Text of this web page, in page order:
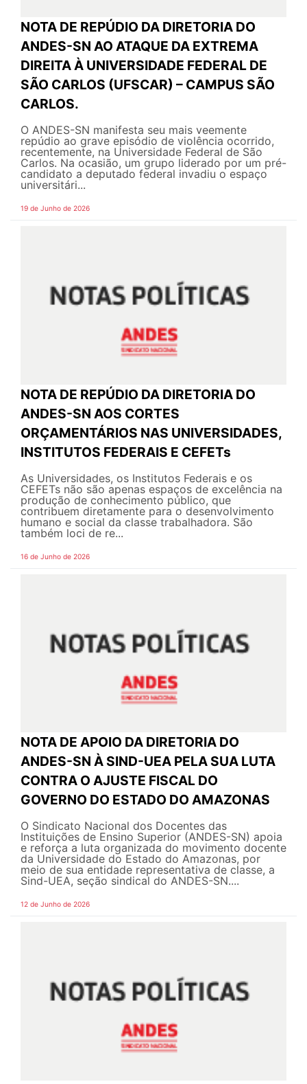
NOTA DE REPÚDIO DA DIRETORIA DO
ANDES-SN AO ATAQUE DA EXTREMA
DIREITA À UNIVERSIDADE FEDERAL DE
SÃO CARLOS (UFSCAR) – CAMPUS SÃO
CARLOS.
O ANDES-SN manifesta seu mais veemente
repúdio ao grave episódio de violência ocorrido,
recentemente, na Universidade Federal de São
Carlos. Na ocasião, um grupo liderado por um pré-
candidato a deputado federal invadiu o espaço
universitári...
19 de Junho de 2026
NOTA DE REPÚDIO DA DIRETORIA DO
ANDES-SN AOS CORTES
ORÇAMENTÁRIOS NAS UNIVERSIDADES,
INSTITUTOS FEDERAIS E CEFETs
As Universidades, os Institutos Federais e os
CEFETs não são apenas espaços de excelência na
produção de conhecimento público, que
contribuem diretamente para o desenvolvimento
humano e social da classe trabalhadora. São
também loci de re...
16 de Junho de 2026
NOTA DE APOIO DA DIRETORIA DO
ANDES-SN À SIND-UEA PELA SUA LUTA
CONTRA O AJUSTE FISCAL DO
GOVERNO DO ESTADO DO AMAZONAS
O Sindicato Nacional dos Docentes das
Instituições de Ensino Superior (ANDES-SN) apoia
e reforça a luta organizada do movimento docente
da Universidade do Estado do Amazonas, por
meio de sua entidade representativa de classe, a
Sind-UEA, seção sindical do ANDES-SN....
12 de Junho de 2026